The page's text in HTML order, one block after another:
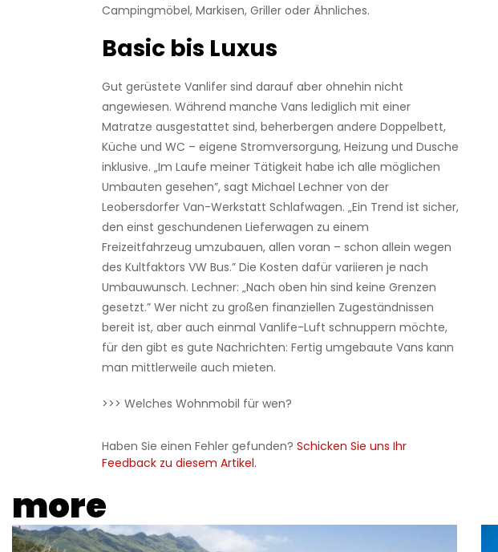
Campingmöbel, Markisen, Griller oder Ähnliches.
Basic bis Luxus
Gut gerüstete Vanlifer sind darauf aber ohnehin nicht
angewiesen. Während manche Vans lediglich mit einer
Matratze ausgestattet sind, beherbergen andere Doppelbett,
Küche und WC – eigene Stromversorgung, Heizung und Dusche
inklusive. „Im Laufe meiner Tätigkeit habe ich alle möglichen
Umbauten gesehen”, sagt Michael Lechner von der
Leobersdorfer Van-Werkstatt Schlafwagen. „Ein Trend ist sicher,
den einst geschundenen Lieferwagen zu einem
Freizeitfahrzeug umzubauen, allen voran – schon allein wegen
des Kultfaktors VW Bus.” Die Kosten dafür variieren je nach
Umbauwunsch. Lechner: „Nach oben hin sind keine Grenzen
gesetzt.” Wer nicht zu großen finanziellen Zugeständnissen
bereit ist, aber auch einmal Vanlife-Luft schnuppern möchte,
für den gibt es gute Nachrichten: Fertig umgebaute Vans kann
man mittlerweile auch mieten.
>>> Welches Wohnmobil für wen?
Haben Sie einen Fehler gefunden?Schicken Sie uns Ihr
Feedback zu diesem Artikel.
more